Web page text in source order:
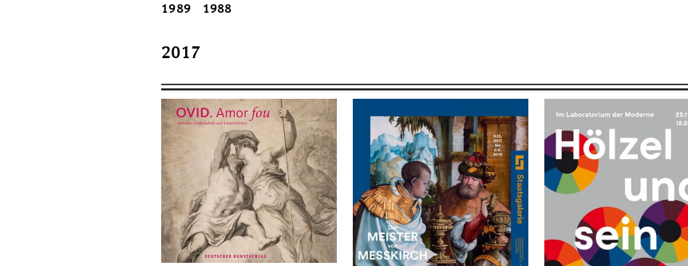
1989
1988
2017